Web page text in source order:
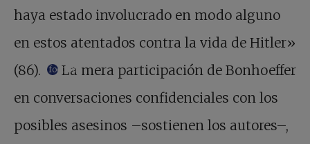
haya estado involucrado en modo alguno
en estos atentados contra la vida de Hitler»
(86).
footnoteLa mera participación de Bonhoeffer
en conversaciones confidenciales con los
posibles asesinos –sostienen los autores–,